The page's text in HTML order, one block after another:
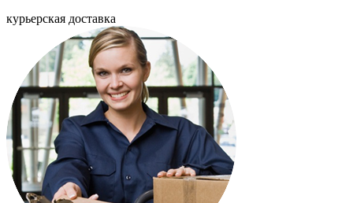
курьерская доставка